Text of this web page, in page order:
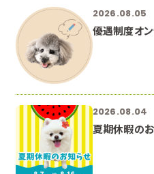
2026.08.05
優遇制度オ
2026.08.04
夏期休暇の